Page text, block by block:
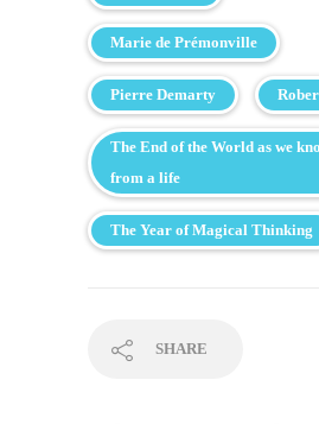
Marie de Prémonville
Pierre Demarty
The End of the World as we
from a life
The Year of Magical Thinking
SHARE